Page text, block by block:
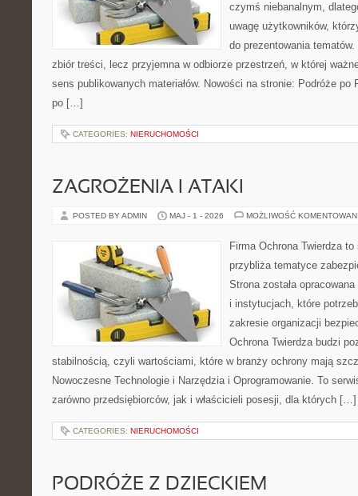
czymś niebanalnym,
uwagę użytkowników,
do prezentowania
zbiór treści, lecz przyjemna w odbiorze przestrzeń, w której
sens publikowanych materiałów. Nowości na stronie: Podróże
po […]
CATEGORIES: NIERUCHOMOŚCI
ZAGROŻENIA I ATAKI
POSTED BY ADMIN MAJ - 1 - 2026 MOŻLIWOŚĆ
Firma Ochrona Twierdza
przybliża tematyce
Strona została
i instytucjach, które
zakresie organizacji
Ochrona Twierdza budzi
stabilnością, czyli wartościami, które w branży ochrony mają
Nowoczesne Technologie i Narzędzia i Oprogramowanie. To
zarówno przedsiębiorców, jak i właścicieli posesji, dla których […]
CATEGORIES: NIERUCHOMOŚCI
PODRÓŻE Z DZIECKIEM